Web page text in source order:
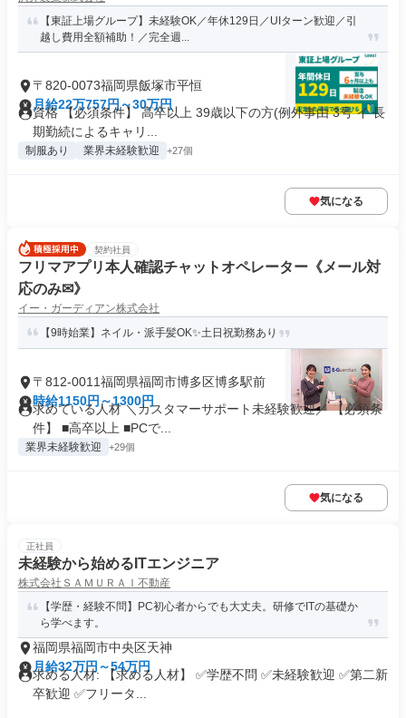
【東証上場グループ】未経験OK／年休129日／UIターン歓迎／引
越し費用全額補助！／完全週...
〒820-0073福岡県飯塚市平恒
月給22万757円～30万円
資格 【必須条件】 高卒以上 39歳以下の方(例外事由 3号 イ 長
期勤続によるキャリ...
制服あり 業界未経験歓迎 +27個
気になる
契約社員
フリマアプリ本人確認チャットオペレーター《メール対
応のみ✉》
イー・ガーディアン株式会社
【9時始業】ネイル・派手髪OK✨土日祝勤務あり
〒812-0011福岡県福岡市博多区博多駅前
時給1150円～1300円
求めている人材 ＼カスタマーサポート未経験歓迎／ 【必須条
件】 ■高卒以上 ■PCで...
業界未経験歓迎 +29個
気になる
正社員
未経験から始めるITエンジニア
株式会社ＳＡＭＵＲＡＩ不動産
【学歴・経験不問】PC初心者からでも大丈夫。研修でITの基礎か
ら学べます。
福岡県福岡市中央区天神
月給32万円～54万円
求める人材: 【求める人材】 ✅学歴不問 ✅未経験歓迎 ✅第二新
卒歓迎 ✅フリータ...